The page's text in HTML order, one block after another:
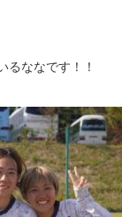
るななです！！